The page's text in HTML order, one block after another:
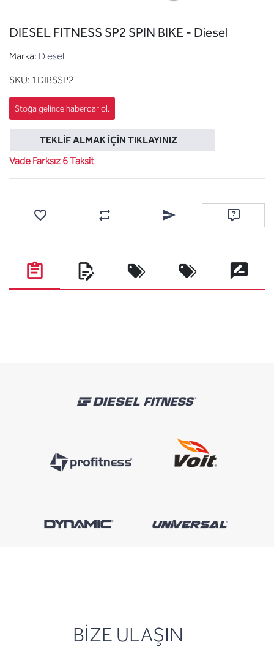
DIESEL FITNESS SP2 SPIN BIKE - Diesel
Marka: Diesel
SKU: 1DIBSSP2
TEKLIF ALMAK İÇIN TIKLAYINIZ
Vade Farksız 6 Taksit
Karşılaştırma listesine ekleArkadaşına e-posta ile
Soru sor
BİZE ULAŞIN